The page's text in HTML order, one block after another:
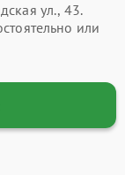
ул., 43.
или